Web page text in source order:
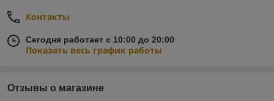
Контакты
Сегодня работает с 10:00 до 20:00
Показать весь график работы
Отзывы о магазине